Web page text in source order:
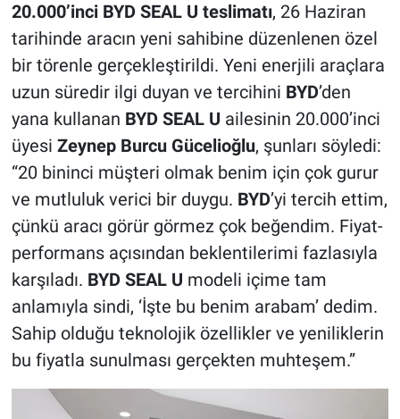
20.000’inci BYD SEAL U teslimatı, 26 Haziran
tarihinde aracın yeni sahibine düzenlenen özel
bir törenle gerçekleştirildi. Yeni enerjili araçlara
uzun süredir ilgi duyan ve tercihini BYD’den
yana kullanan BYD SEAL U ailesinin 20.000’inci
üyesi Zeynep Burcu Gücelioğlu, şunları söyledi:
“20 bininci müşteri olmak benim için çok gurur
ve mutluluk verici bir duygu. BYD’yi tercih ettim,
çünkü aracı görür görmez çok beğendim. Fiyat-
performans açısından beklentilerimi fazlasıyla
karşıladı. BYD SEAL U modeli içime tam
anlamıyla sindi, ‘İşte bu benim arabam’ dedim.
Sahip olduğu teknolojik özellikler ve yeniliklerin
bu fiyatla sunulması gerçekten muhteşem.”